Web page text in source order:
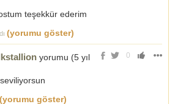
teşekkür ederim
(yorumu göster)
0
yorumu (5 yıl
(yorumu göster)